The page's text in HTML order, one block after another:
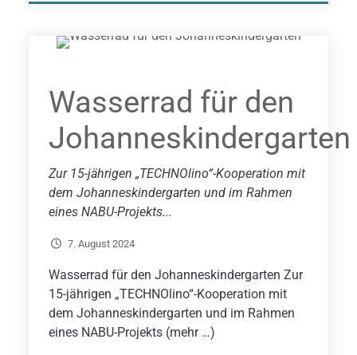
Wasserrad für den
Johanneskindergarten
Zur 15-jährigen „TECHNOlino“-Kooperation mit
dem Johanneskindergarten und im Rahmen
eines NABU-Projekts...
7. August 2024
Wasserrad für den Johanneskindergarten Zur
15-jährigen „TECHNOlino“-Kooperation mit
dem Johanneskindergarten und im Rahmen
eines NABU-Projekts (mehr …)